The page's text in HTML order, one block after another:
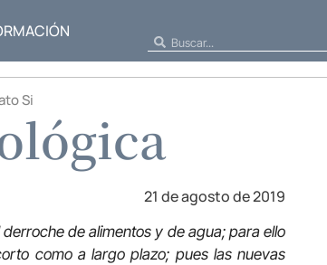
Si
21 de agosto de 2019
de alimentos y de agua; para ello
como a largo plazo; pues las nuevas